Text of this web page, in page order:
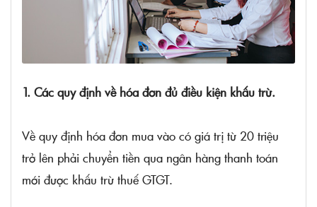
1. Các quy định về hóa đơn đủ điều kiện khấu trừ.
Về quy định hóa đơn mua vào có giá trị từ 20 triệu
trở lên phải chuyển tiền qua ngân hàng thanh toán
mới được khấu trừ thuế GTGT.